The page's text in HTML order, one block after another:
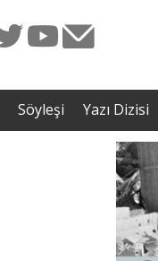
için çağrı
Söyleşi Yazı Dizisi